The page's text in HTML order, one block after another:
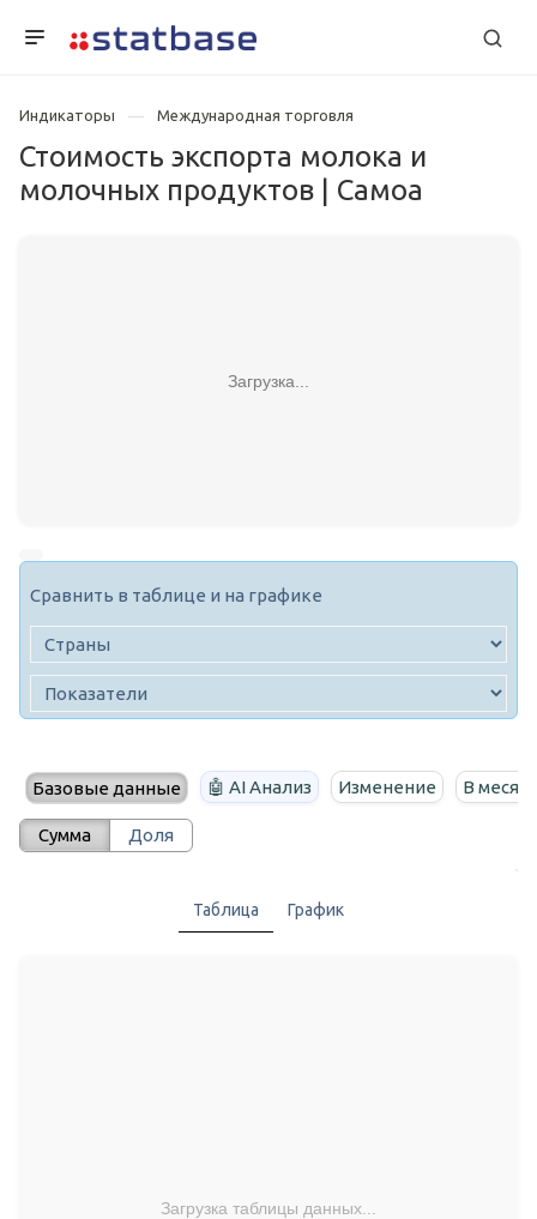
Индикаторы Международная торговля
Стоимость экспорта молока и
молочных продуктов | Самоа
Загрузка...
Сравнить в таблице и на графике
Базовые данные 🤖 AI Анализ Изменение В месяц
Сумма Доля
Таблица График
Загрузка таблицы данных...